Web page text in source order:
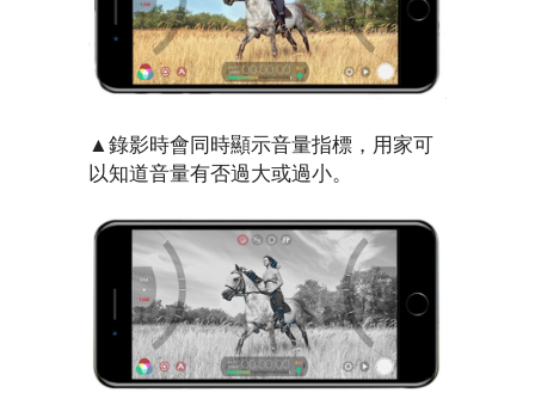
▲錄影時會同時顯示音量指標，用家可
以知道音量有否過大或過小。